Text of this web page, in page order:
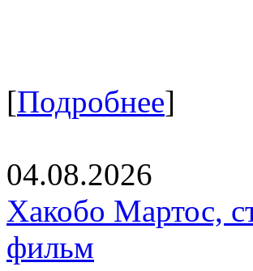
[Подробнее]
04.08.2026
Хакобо Мартос,
фильм